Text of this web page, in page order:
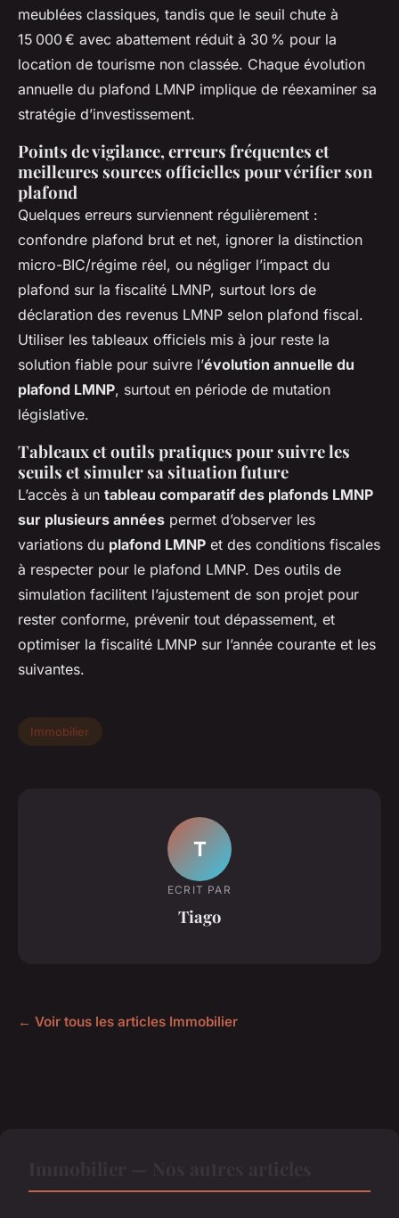
meublées classiques, tandis que le seuil chute à
15 000 € avec abattement réduit à 30 % pour la
location de tourisme non classée. Chaque évolution
annuelle du plafond LMNP implique de réexaminer sa
stratégie d’investissement.
Points de vigilance, erreurs fréquentes et
meilleures sources officielles pour vérifier son
plafond
Quelques erreurs surviennent régulièrement :
confondre plafond brut et net, ignorer la distinction
micro-BIC/régime réel, ou négliger l’impact du
plafond sur la fiscalité LMNP, surtout lors de
déclaration des revenus LMNP selon plafond fiscal.
Utiliser les tableaux officiels mis à jour reste la
solution fiable pour suivre l’évolution annuelle du
plafond LMNP, surtout en période de mutation
législative.
Tableaux et outils pratiques pour suivre les
seuils et simuler sa situation future
L’accès à un tableau comparatif des plafonds LMNP
sur plusieurs années permet d’observer les
variations du plafond LMNP et des conditions fiscales
à respecter pour le plafond LMNP. Des outils de
simulation facilitent l’ajustement de son projet pour
rester conforme, prévenir tout dépassement, et
optimiser la fiscalité LMNP sur l’année courante et les
suivantes.
Immobilier
T
ECRIT PAR
Tiago
← Voir tous les articles Immobilier